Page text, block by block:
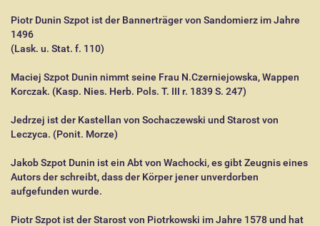
Piotr Dunin Szpot ist der Bannerträger von Sandomierz im Jahre
1496
(Lask. u. Stat. f. 110)
Maciej Szpot Dunin nimmt seine Frau N.Czerniejowska, Wappen
Korczak. (Kasp. Nies. Herb. Pols. T. III r. 1839 S. 247)
Jedrzej ist der Kastellan von Sochaczewski und Starost von
Leczyca. (Ponit. Morze)
Jakob Szpot Dunin ist ein Abt von Wachocki, es gibt Zeugnis eines
Autors der schreibt, dass der Körper jener unverdorben
aufgefunden wurde.
Piotr Szpot ist der Starost von Piotrkowski im Jahre 1578 und hat